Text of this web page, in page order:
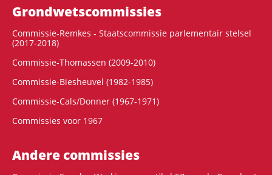
Grondwets­commissies
Commissie-Remkes - Staatscommissie parlementair stelsel
(2017-2018)
Commissie-Thomassen (2009-2010)
Commissie-Biesheuvel (1982-1985)
Commissie-Cals/Donner (1967-1971)
Commissies voor 1967
Andere commissies